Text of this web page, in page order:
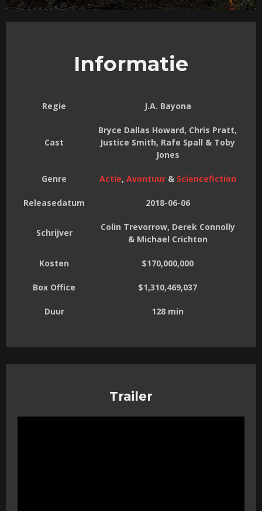
Informatie
Regie J.A. Bayona
Cast
Bryce Dallas Howard, Chris Pratt,
Justice Smith, Rafe Spall & Toby
Jones
Genre Actie, Avontuur& Sciencefiction
Releasedatum 2018-06-06
Schrijver
Colin Trevorrow, Derek Connolly
& Michael Crichton
Kosten $170,000,000
Box Office $1,310,469,037
Duur 128 min
Trailer